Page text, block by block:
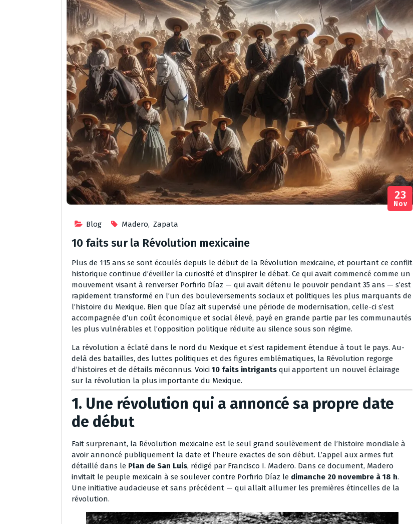
Blog Madero, Zapata
23
Nov
10 faits sur la Révolution mexicaine
Plus de 115 ans se sont écoulés depuis le début de la Révolution mexicaine, et pourtant ce conflit
historique continue d’éveiller la curiosité et d’inspirer le débat. Ce qui avait commencé comme un
mouvement visant à renverser Porfirio Díaz — qui avait détenu le pouvoir pendant 35 ans — s’est
rapidement transformé en l’un des bouleversements sociaux et politiques les plus marquants de
l’histoire du Mexique. Bien que Díaz ait supervisé une période de modernisation, celle-ci s’est
accompagnée d’un coût économique et social élevé, payé en grande partie par les communautés
les plus vulnérables et l’opposition politique réduite au silence sous son régime.
La révolution a éclaté dans le nord du Mexique et s’est rapidement étendue à tout le pays. Au-
delà des batailles, des luttes politiques et des figures emblématiques, la Révolution regorge
d’histoires et de détails méconnus. Voici 10 faits intrigants qui apportent un nouvel éclairage
sur la révolution la plus importante du Mexique.
1. Une révolution qui a annoncé sa propre date
de début
Fait surprenant, la Révolution mexicaine est le seul grand soulèvement de l’histoire mondiale à
avoir annoncé publiquement la date et l’heure exactes de son début. L’appel aux armes fut
détaillé dans le Plan de San Luis, rédigé par Francisco I. Madero. Dans ce document, Madero
invitait le peuple mexicain à se soulever contre Porfirio Díaz le dimanche 20 novembre à 18 h.
Une initiative audacieuse et sans précédent — qui allait allumer les premières étincelles de la
révolution.